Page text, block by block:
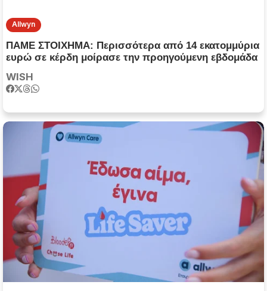
Allwyn
ΠΑΜΕ ΣΤΟΙΧΗΜΑ: Περισσότερα από 14 εκατομμύρια
ευρώ σε κέρδη μοίρασε την προηγούμενη εβδομάδα
WISH